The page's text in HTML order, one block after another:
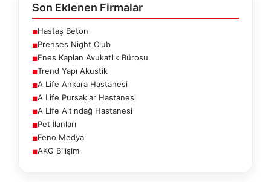
Son Eklenen Firmalar
■Hastaş Beton
■Prenses Night Club
■Enes Kaplan Avukatlık Bürosu
■Trend Yapı Akustik
■A Life Ankara Hastanesi
■A Life Pursaklar Hastanesi
■A Life Altındağ Hastanesi
■Pet İlanları
■Feno Medya
■AKG Bilişim